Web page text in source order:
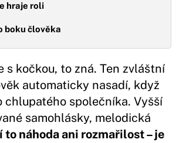
hraje roli
boku člověka
s kočkou, to zná. Ten zvláštní
automaticky nasadí, když
chlupatého společníka. Vyšší
samohlásky, melodická
to náhoda ani rozmařilost – je